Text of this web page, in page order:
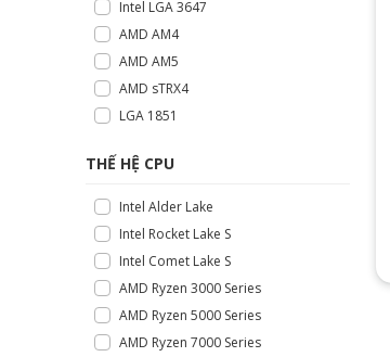
Intel LGA 3647
AMD AM4
AMD AM5
AMD sTRX4
LGA 1851
THẾ HỆ CPU
Intel Alder Lake
Intel Rocket Lake S
Intel Comet Lake S
AMD Ryzen 3000 Series
AMD Ryzen 5000 Series
AMD Ryzen 7000 Series